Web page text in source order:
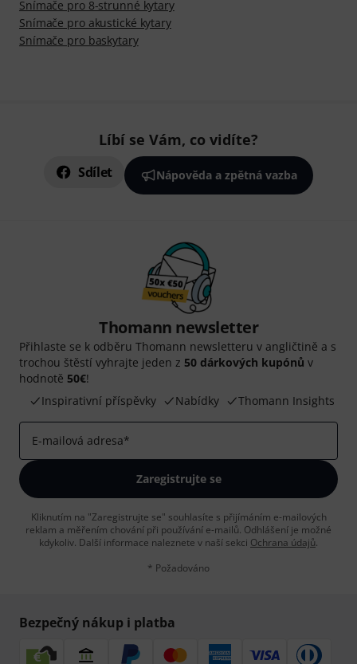
Snímače pro 8-strunné kytary
Snímače pro akustické kytary
Snímače pro baskytary
Líbí se Vám, co vidíte?
Sdílet Nápověda a zpětná vazba
Thomann newsletter
Přihlaste se k odběru Thomann newsletteru v angličtině a s
trochou štěstí vyhrajte jeden z 50 dárkových kupónů v
hodnotě 50€!
Inspirativní příspěvky
Nabídky Thomann Insights
E-mailová adresa*
Zaregistrujte se
Kliknutím na "Zaregistrujte se" souhlasíte s přijímáním e-mailových
reklam a měřením chování při používání e-mailů. Odhlášení je možné
kdykoliv. Další informace naleznete v naší sekci Ochrana údajů.
* Požadováno
Bezpečný nákup i platba